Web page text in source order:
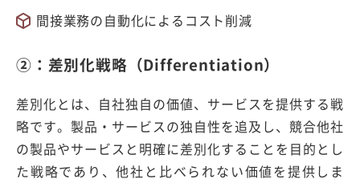
間接業務の自動化によるコスト削減
②：差別化戦略（Differentiation）
差別化とは、自社独自の価値、サービスを提供する戦
略です。製品・サービスの独自性を追及し、競合他社
の製品やサービスと明確に差別化することを目的とし
た戦略であり、他社と比べられない価値を提供しま